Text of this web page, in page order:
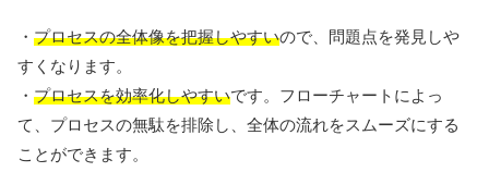
・ プロセスの全体像を把握しやすいので、問題点を発見しや
すくなります。
・ プロセスを効率化しやすいです。フローチャートによっ
て、プロセスの無駄を排除し、全体の流れをスムーズにする
ことができます。